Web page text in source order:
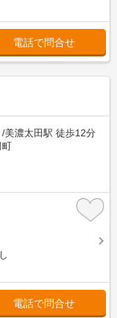
電話で問合せ
美濃太田駅 徒歩12分
町
電話で問合せ